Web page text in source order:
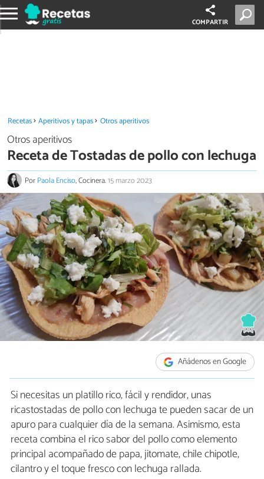
COMPARTIR
Recetas Aperitivos y tapas Otros aperitivos
Otros aperitivos
Receta de Tostadas de pollo con lechuga
PorPaola Enciso, Cocinera.15 marzo 2023
Añádenos en Google
Si necesitas un platillo rico, fácil y rendidor, unas
ricastostadas de pollo con lechuga te pueden sacar de un
apuro para cualquier día de la semana. Asimismo, esta
receta combina el rico sabor del pollo como elemento
principal acompañado de papa, jitomate, chile chipotle,
cilantro y el toque fresco con lechuga rallada.